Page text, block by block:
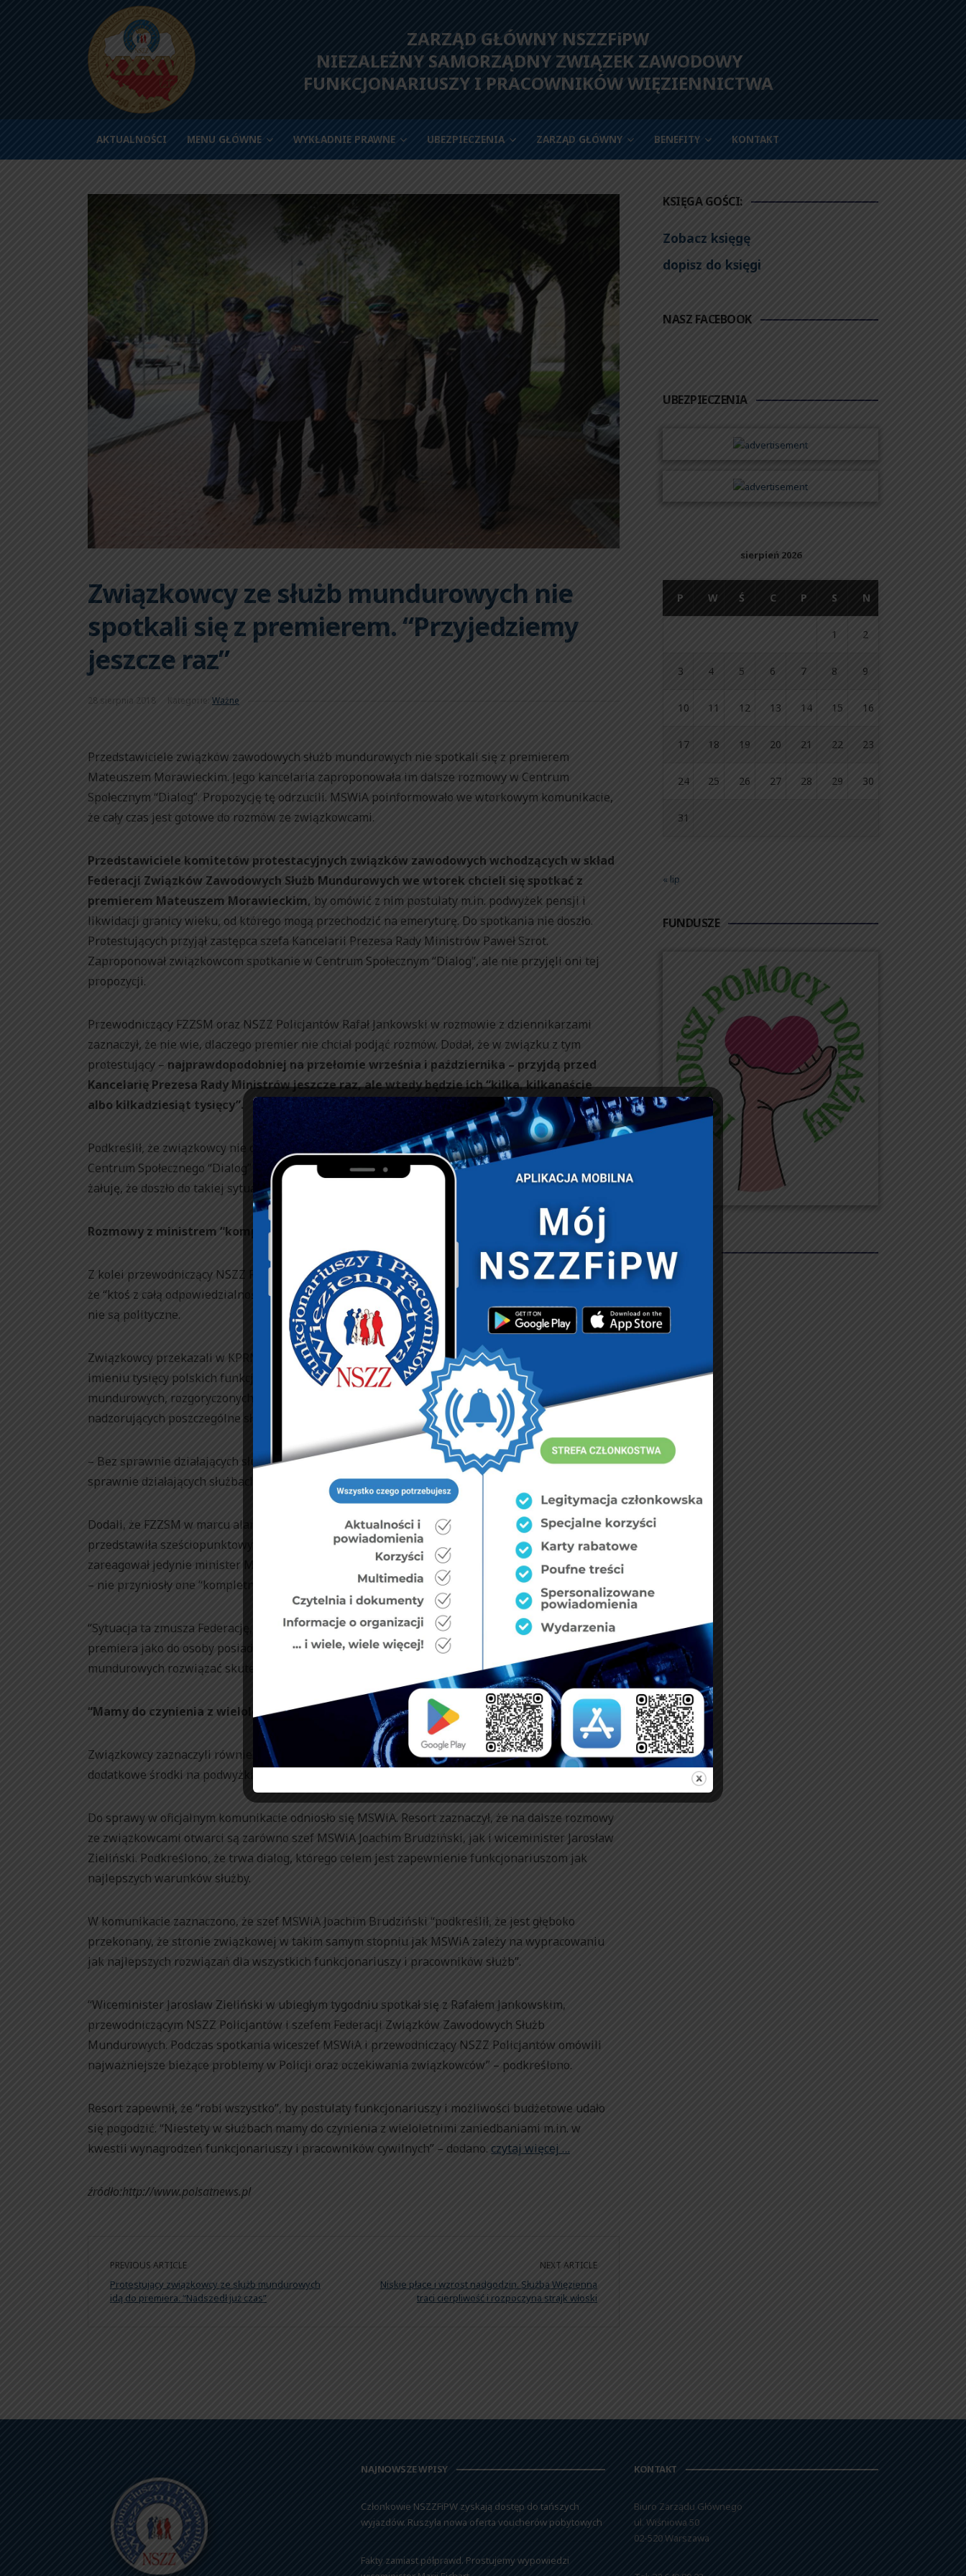
ZARZĄD GŁÓWNY NSZZFiPW
NIEZALEŻNY SAMORZĄDNY ZWIĄZEK ZAWODOWY
FUNKCJONARIUSZY I PRACOWNIKÓW WIĘZIENNICTWA
AKTUALNOŚCI MENU GŁÓWNE WYKŁADNIE PRAWNE UBEZPIECZENIA ZARZĄD GŁÓWNY BENEFITY KONTAKT
Związkowcy ze służb mundurowych nie
spotkali się z premierem. “Przyjedziemy
jeszcze raz”
28 sierpnia 2018 Kategorie: Ważne
Przedstawiciele związków zawodowych służb mundurowych nie spotkali się z premierem
Mateuszem Morawieckim. Jego kancelaria zaproponowała im dalsze rozmowy w Centrum
Społecznym “Dialog”. Propozycję tę odrzucili. MSWiA poinformowało we wtorkowym komunikacie,
że cały czas jest gotowe do rozmów ze związkowcami.
Przedstawiciele komitetów protestacyjnych związków zawodowych wchodzących w skład
Federacji Związków Zawodowych Służb Mundurowych we wtorek chcieli się spotkać z
premierem Mateuszem Morawieckim, by omówić z nim postulaty m.in. podwyżek pensji i
likwidacji granicy wieku, od którego mogą przechodzić na emeryturę. Do spotkania nie doszło.
Protestujących przyjął zastępca szefa Kancelarii Prezesa Rady Ministrów Paweł Szrot.
Zaproponował związkowcom spotkanie w Centrum Społecznym “Dialog”, ale nie przyjęli oni tej
propozycji.
Przewodniczący FZZSM oraz NSZZ Policjantów Rafał Jankowski w rozmowie z dziennikarzami
zaznaczył, że nie wie, dlaczego premier nie chciał podjąć rozmów. Dodał, że w związku z tym
protestujący – najprawdopodobniej na przełomie września i października – przyjdą przed
Kancelarię Prezesa Rady Ministrów jeszcze raz, ale wtedy będzie ich “kilka, kilkanaście
albo kilkadziesiąt tysięcy”.
Podkreślił, że związkowcy nie chcą “prowadzić dialogu na ulicy”. Zaproszenie Pawła Szrota do
Centrum Społecznego “Dialog” nazwał pomyłką. – Nie potrafię nawet tego skomentować, bardzo
żałuję, że doszło do takiej sytuacji – powiedział.
Rozmowy z ministrem “kompletnie bez rezultatów”
Z kolei przewodniczący NSZZ Funkcjonariuszy i Pracowników Więziennictwa Czesław Tula ocenił,
że “ktoś z całą odpowiedzialnością chce nas popchnąć w stronę protestu politycznego”, a służby
nie są polityczne.
Związkowcy przekazali w KPRM pismo do premiera. Napisali w nim, że przychodzą do niego w
imieniu tysięcy polskich funkcjonariuszy zaniepokojonych kryzysem kadrowym w służbach
mundurowych, rozgoryczonych własną sytuacją materialną i rozczarowanych postawą ministrów
nadzorujących poszczególne służby”.
– Bez sprawnie działających służb nie może być mowy o bezpieczeństwie, a bez funkcjonariuszy o
sprawnie działających służbach – podkreślili związkowcy w piśmie do premiera.
Dodali, że FZZSM w marcu alarmowała swoich ministrów o złej sytuacji w służbach oraz
przedstawiła sześciopunktowy plan ustabilizowania sytuacji kadrowej. Zaznaczyli, że na ich apel
zareagował jedynie minister MSWiA, który podjął ze związkowcami rozmowy, jednak – ich zdaniem
– nie przyniosły one “kompletnie żadnych rezultatów”.
“Sytuacja ta zmusza Federację, aby z opisanymi problemami zwrócić się bezpośrednio do pana
premiera jako do osoby posiadającej wszelkie kompetencje, aby kryzys kadrowy w służbach
mundurowych rozwiązać skutecznie” – czytamy w piśmie.
“Mamy do czynienia z wieloletnimi zaniedbaniami”
Związkowcy zaznaczyli również, że w projekcie przyszłorocznego budżetu m.in. “nie pojawiły się
dodatkowe środki na podwyżki i waloryzację uposażeń, których domaga się Federacja”.
Do sprawy w oficjalnym komunikacie odniosło się MSWiA. Resort zaznaczył, że na dalsze rozmowy
ze związkowcami otwarci są zarówno szef MSWiA Joachim Brudziński, jak i wiceminister Jarosław
Zieliński. Podkreślono, że trwa dialog, którego celem jest zapewnienie funkcjonariuszom jak
najlepszych warunków służby.
W komunikacie zaznaczono, że szef MSWiA Joachim Brudziński “podkreślił, że jest głęboko
przekonany, że stronie związkowej w takim samym stopniu jak MSWiA zależy na wypracowaniu
jak najlepszych rozwiązań dla wszystkich funkcjonariuszy i pracowników służb”.
“Wiceminister Jarosław Zieliński w ubiegłym tygodniu spotkał się z Rafałem Jankowskim,
przewodniczącym NSZZ Policjantów i szefem Federacji Związków Zawodowych Służb
Mundurowych. Podczas spotkania wiceszef MSWiA i przewodniczący NSZZ Policjantów omówili
najważniejsze bieżące problemy w Policji oraz oczekiwania związkowców” – podkreślono.
Resort zapewnił, że “robi wszystko”, by postulaty funkcjonariuszy i możliwości budżetowe udało
się pogodzić. “Niestety w służbach mamy do czynienia z wieloletnimi zaniedbaniami m.in. w
kwestii wynagrodzeń funkcjonariuszy i pracowników cywilnych” – dodano. czytaj więcej …
źródło:http://www.polsatnews.pl
PREVIOUS ARTICLE
Protestujący związkowcy ze służb mundurowych
idą do premiera. “Nadszedł już czas”
NEXT ARTICLE
Niskie płace i wzrost nadgodzin. Służba Więzienna
traci cierpliwość i rozpoczyna strajk włoski
KSIĘGA GOŚCI:
Zobacz księgę
dopisz do księgi
NASZ FACEBOOK
UBEZPIECZENIA
sierpień 2026
P W Ś C P S N
1 2
3 4 5 6 7 8 9
10 11 12 13 14 15 16
17 18 19 20 21 22 23
24 25 26 27 28 29 30
31
« lip
FUNDUSZE
REKLAMY
NAJNOWSZE WPISY
Członkowie NSZZFiPW zyskają dostęp do tańszych
wyjazdów. Ruszyła nowa oferta voucherów pobytowych
Fakty zamiast półprawd. Prostujemy wypowiedzi
KONTAKT
Biuro Zarządu Głównego
ul. Wiśniowa 50
02-520 Warszawa